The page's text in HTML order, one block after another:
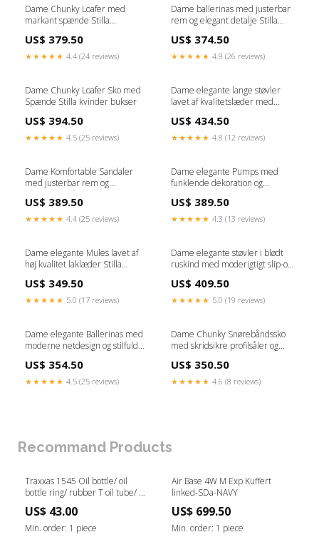
Dame Chunky Loafer med
markant spænde Stilla
US$ 379.50
★★★★★ 4.4 (24 reviews)
Dame ballerinas med justerbar
rem og elegant detalje Stilla
US$ 374.50
★★★★★ 4.9 (26 reviews)
Dame Chunky Loafer Sko med
Spænde Stilla kvinder bukser
US$ 394.50
★★★★★ 4.5 (25 reviews)
Dame elegante lange støvler
lavet af kvalitetslæder med
agegroup-voksen
US$ 434.50
★★★★★ 4.8 (12 reviews)
Dame Komfortable Sandaler
med justerbar rem og
skridsikker sål Stilla Kvinder
sweaters
US$ 389.50
★★★★★ 4.4 (25 reviews)
Dame elegante Pumps med
funklende dekoration og
Størrelse:37
US$ 389.50
★★★★★ 4.3 (13 reviews)
Dame elegante Mules lavet af
høj kvalitet laklæder Stilla
US$ 349.50
★★★★★ 5.0 (17 reviews)
Dame elegante støvler i blødt
ruskind med moderigtigt slip-on
US$ 409.50
★★★★★ 5.0 (19 reviews)
Dame elegante Ballerinas med
moderne netdesign og stilfuld
US$ 354.50
★★★★★ 4.5 (25 reviews)
Dame Chunky Snørebåndssko
med skridsikre profilsåler og
jakker
US$ 350.50
★★★★★ 4.6 (8 reviews)
Recommand Products
Traxxas 1545 Oil bottle/ oil
bottle ring/ rubber T oil tube/ oil
Elektronisk fartregulator
US$ 43.00
Min. order: 1 piece
Air Base 4W M Exp Kuffert
linked-SDa-NAVY
US$ 699.50
Min. order: 1 piece